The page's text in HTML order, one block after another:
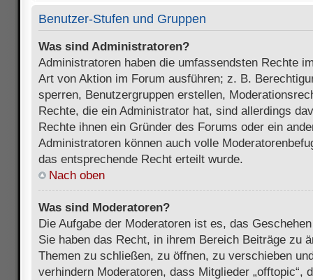
Benutzer-Stufen und Gruppen
Was sind Administratoren?
Administratoren haben die umfassendsten Rechte
Art von Aktion im Forum ausführen; z. B.
sperren, Benutzergruppen erstellen,
Rechte, die ein Administrator hat, sind allerdings
Rechte ihnen ein Gründer des Forums oder ein
Administratoren können auch volle
das entsprechende Recht erteilt wurde.
Nach oben
Was sind Moderatoren?
Die Aufgabe der Moderatoren ist es, das
Sie haben das Recht, in ihrem Bereich Beiträge zu
Themen zu schließen, zu öffnen, zu verschieben
verhindern Moderatoren, dass Mitglieder „offtopic“,